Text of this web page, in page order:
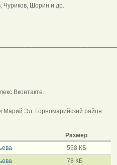
Чуриков, Шорин и др.
Вконтакте.
Марий Эл. Горномарийский район.
Размер
558 КБ
78 КБ